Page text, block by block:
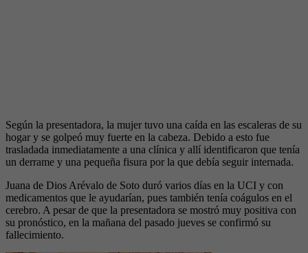
Según la presentadora, la mujer tuvo una caída en las escaleras de su
hogar y se golpeó muy fuerte en la cabeza. Debido a esto fue
trasladada inmediatamente a una clínica y allí identificaron que tenía
un derrame y una pequeña fisura por la que debía seguir internada.
Juana de Dios Arévalo de Soto duró varios días en la UCI y con
medicamentos que le ayudarían, pues también tenía coágulos en el
cerebro. A pesar de que la presentadora se mostró muy positiva con
su pronóstico, en la mañana del pasado jueves se confirmó su
fallecimiento.